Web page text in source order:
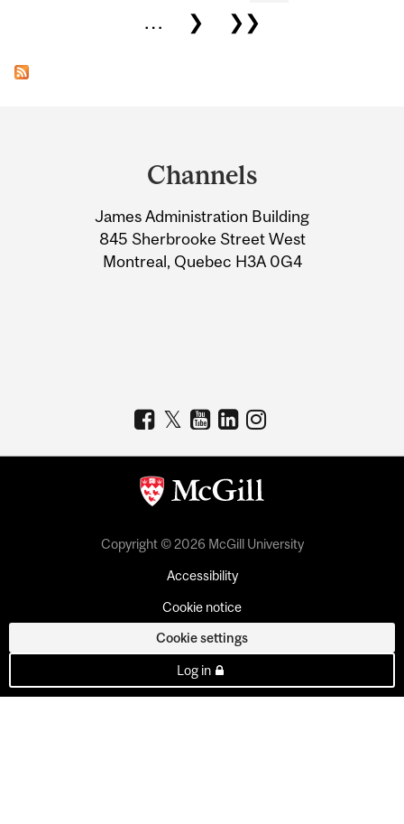
…
❯ ❯❯
Information
Channels
James Administration Building
845 Sherbrooke Street West
Montreal, Quebec H3A 0G4
Copyright © 2026 McGill University
Accessibility
Cookie notice
Cookie settings
Log in